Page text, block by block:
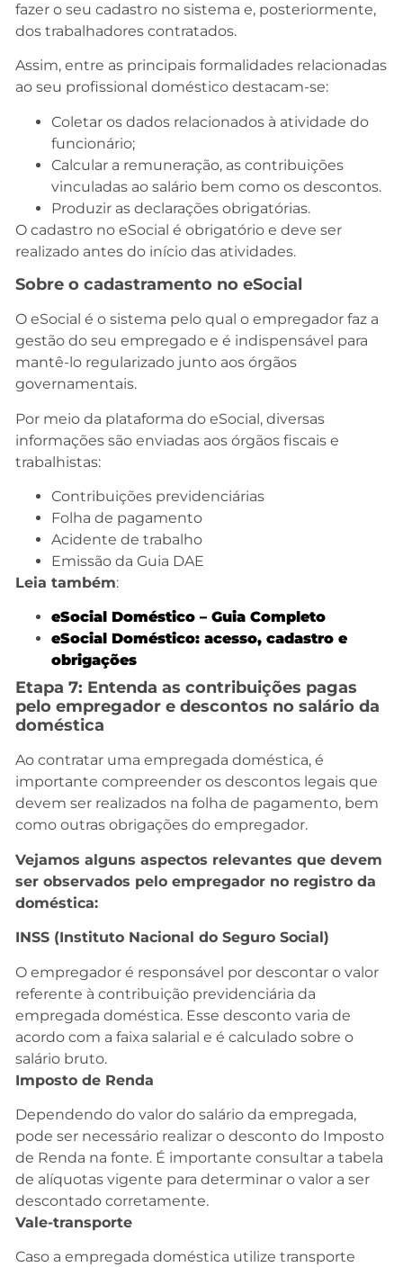
fazer o seu cadastro no sistema e, posteriormente,
dos trabalhadores contratados.
Assim, entre as principais formalidades relacionadas
ao seu profissional doméstico destacam-se:
Coletar os dados relacionados à atividade do
funcionário;
Calcular a remuneração, as contribuições
vinculadas ao salário bem como os descontos.
Produzir as declarações obrigatórias.
O cadastro no eSocial é obrigatório e deve ser
realizado antes do início das atividades.
Sobre o cadastramento no eSocial
O eSocial é o sistema pelo qual o empregador faz a
gestão do seu empregado e é indispensável para
mantê-lo regularizado junto aos órgãos
governamentais.
Por meio da plataforma do eSocial, diversas
informações são enviadas aos órgãos fiscais e
trabalhistas:
Contribuições previdenciárias
Folha de pagamento
Acidente de trabalho
Emissão da Guia DAE
Leia também:
eSocial Doméstico – Guia Completo
eSocial Doméstico: acesso, cadastro e
obrigações
Etapa 7: Entenda as contribuições pagas
pelo empregador e descontos no salário da
doméstica
Ao contratar uma empregada doméstica, é
importante compreender os descontos legais que
devem ser realizados na folha de pagamento, bem
como outras obrigações do empregador.
Vejamos alguns aspectos relevantes que devem
ser observados pelo empregador no registro da
doméstica:
INSS (Instituto Nacional do Seguro Social)
O empregador é responsável por descontar o valor
referente à contribuição previdenciária da
empregada doméstica. Esse desconto varia de
acordo com a faixa salarial e é calculado sobre o
salário bruto.
Imposto de Renda
Dependendo do valor do salário da empregada,
pode ser necessário realizar o desconto do Imposto
de Renda na fonte. É importante consultar a tabela
de alíquotas vigente para determinar o valor a ser
descontado corretamente.
Vale-transporte
Caso a empregada doméstica utilize transporte